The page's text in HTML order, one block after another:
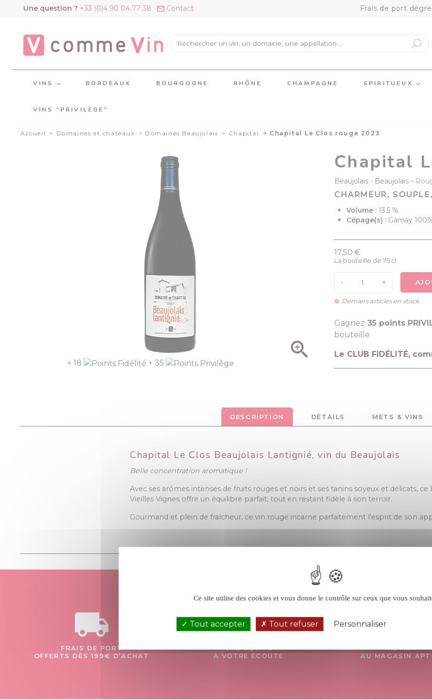
Une question ? +33 (0)4 90 04 77 38 Contact
Frais de port
VINS BORDEAUX BOURGOGNE RHÔNE CHAMPAGNE SPIRITUEUX
VINS "PRIVILÈGE"
Accueil Domaines et châteaux Domaines Beaujolais Chapital Chapital Le Clos rouge 2023
+ 18 + 35

Chapital
Beaujolais Beaujolais -
CHARMEUR,
Volume : 13.5 %
Cépage(s) : Gamay
17,50 €
La bouteille de 75 cl
- +
Derniers articles en stock
Gagnez 35 points
bouteille
Le CLUB FIDÉLITÉ,
DESCRIPTION DÉTAILS METS & VINS
Chapital Le Clos Beaujolais Lantignié, vin du Beaujolais
Belle concentration aromatique !
Avec ses arômes intenses de fruits rouges et noirs et ses tanins soyeux et délicats, ce
Vieilles Vignes offre un équilibre parfait, tout en restant fidèle à son terroir.
Gourmand et plein de fraîcheur, ce vin rouge incarne parfaitement l'esprit de son
FRAIS DE PORT
OFFERTS DÈS 199€ D’ACHAT
UNE ÉQUIPE
À VOTRE ÉCOUTE
RETRAIT
AU MAGASIN
Panneau de gestion des cookies
Ce site utilise des cookies et vous donne le contrôle sur ceux que vous
Tout accepter Tout refuser Personnaliser